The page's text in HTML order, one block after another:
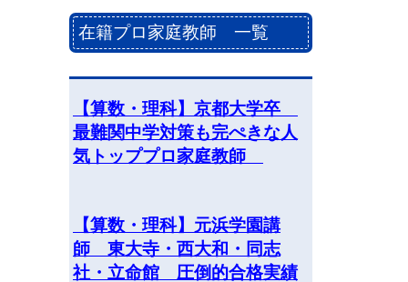
在籍プロ家庭教師 一覧
【算数・理科】京都大学卒
最難関中学対策も完ぺきな人
気トッププロ家庭教師
【算数・理科】元浜学園講
師 東大寺・西大和・同志
社・立命館 圧倒的合格実績